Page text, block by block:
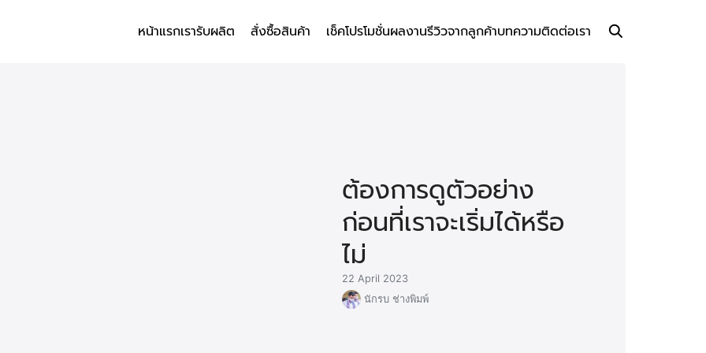
หน้าแรกเรารับผลิต สั่งซื้อสินค้า เช็คโปรโมชั่นผลงานรีวิวจากลูกค้าบทความติดต่อเรา
ต้องการดูตัวอย่าง
ก่อนที่เราจะเริ่มได้หรือ
ไม่
22 April 2023
นักรบ ช่างพิมพ์